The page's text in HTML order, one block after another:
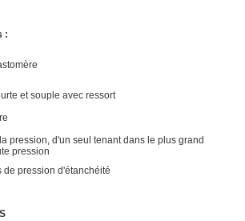
:
et souple avec ressort
pression, d'un seul tenant dans le plus grand
pression
de pression d'étanchéité